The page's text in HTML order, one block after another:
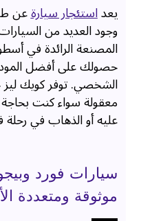
يعداستئجار سيارةعن
وجود العديد من
المصنعة الرائدة في
حصولك على أفضل
الشخصي. توفر كويك ليز
معقولة سواء كنت
عليه أو الذهاب في رحلة
سيارات فورد
موثوقة ومتعددة